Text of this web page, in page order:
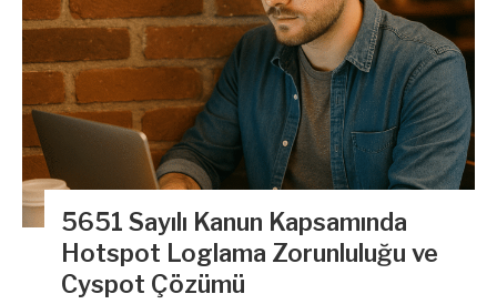
5651 Sayılı Kanun Kapsamında
Hotspot Loglama Zorunluluğu ve
Cyspot Çözümü